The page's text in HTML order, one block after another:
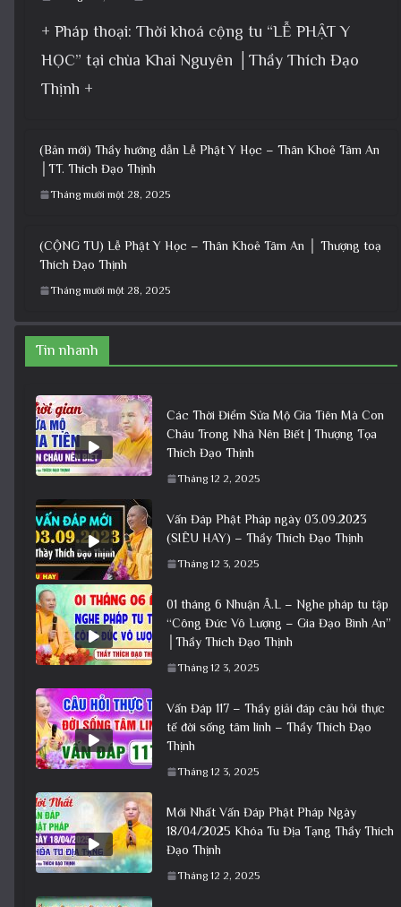
+ Pháp thoại: Thời khoá cộng tu “LỄ PHẬT Y
HỌC” tại chùa Khai Nguyên │Thầy Thích Đạo
Thịnh +
(Bản mới) Thầy hướng dẫn Lễ Phật Y Học – Thân Khoẻ Tâm An
│TT. Thích Đạo Thịnh
Tháng mười một 28, 2025
(CỘNG TU) Lễ Phật Y Học – Thân Khoẻ Tâm An │ Thượng toạ
Thích Đạo Thịnh
Tháng mười một 28, 2025
Tin nhanh
Các Thời Điểm Sửa Mộ Gia Tiên Mà Con
Cháu Trong Nhà Nên Biết | Thượng Tọa
Thích Đạo Thịnh
Tháng 12 2, 2025
Vấn Đáp Phật Pháp ngày 03.09.2023
(SIÊU HAY) – Thầy Thích Đạo Thịnh
Tháng 12 3, 2025
01 tháng 6 Nhuận Â.L – Nghe pháp tu tập
“Công Đức Vô Lượng – Gia Đạo Bình An”
│Thầy Thích Đạo Thịnh
Tháng 12 3, 2025
Vấn Đáp 117 – Thầy giải đáp câu hỏi thực
tế đời sống tâm linh – Thầy Thích Đạo
Thịnh
Tháng 12 3, 2025
Mới Nhất Vấn Đáp Phật Pháp Ngày
18/04/2025 Khóa Tu Địa Tạng Thầy Thích
Đạo Thịnh
Tháng 12 2, 2025